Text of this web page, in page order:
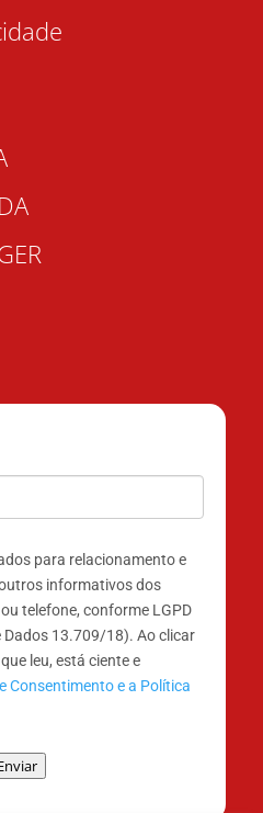
para relacionamento e
informativos dos
telefone, conforme LGPD
Dados 13.709/18). Ao clicar
leu, está ciente e
Consentimento e a Política